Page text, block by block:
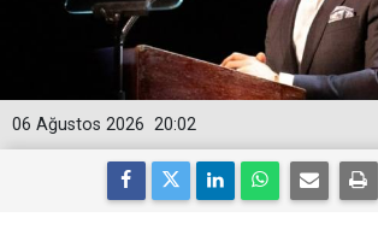
20:02
06 Ağustos 2026